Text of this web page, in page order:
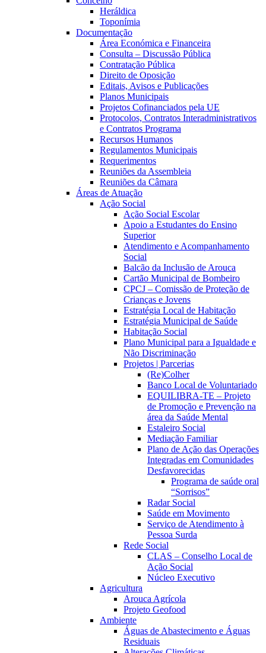
Heráldica
Toponímia
Documentação
Área Económica e Financeira
Consulta – Discussão Pública
Contratação Pública
Direito de Oposição
Editais, Avisos e Publicações
Planos Municipais
Projetos Cofinanciados pela UE
Protocolos, Contratos Interadministrativos
e Contratos Programa
Recursos Humanos
Regulamentos Municipais
Requerimentos
Reuniões da Assembleia
Reuniões da Câmara
Áreas de Atuação
Ação Social
Ação Social Escolar
Apoio a Estudantes do Ensino
Superior
Atendimento e Acompanhamento
Social
Balcão da Inclusão de Arouca
Cartão Municipal de Bombeiro
CPCJ – Comissão de Proteção de
Crianças e Jovens
Estratégia Local de Habitação
Estratégia Municipal de Saúde
Habitação Social
Plano Municipal para a Igualdade e
Não Discriminação
Projetos | Parcerias
(Re)Colher
Banco Local de Voluntariado
EQUILIBRA-TE – Projeto
de Promoção e Prevenção na
área da Saúde Mental
Estaleiro Social
Mediação Familiar
Plano de Ação das Operações
Integradas em Comunidades
Desfavorecidas
Programa de saúde oral
“Sorrisos”
Radar Social
Saúde em Movimento
Serviço de Atendimento à
Pessoa Surda
Rede Social
CLAS – Conselho Local de
Ação Social
Núcleo Executivo
Agricultura
Arouca Agrícola
Projeto Geofood
Ambiente
Águas de Abastecimento e Águas
Residuais